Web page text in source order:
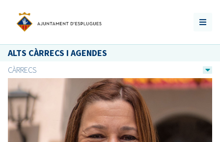
ALTS CÀRRECS I AGENDES
CÀRRECS